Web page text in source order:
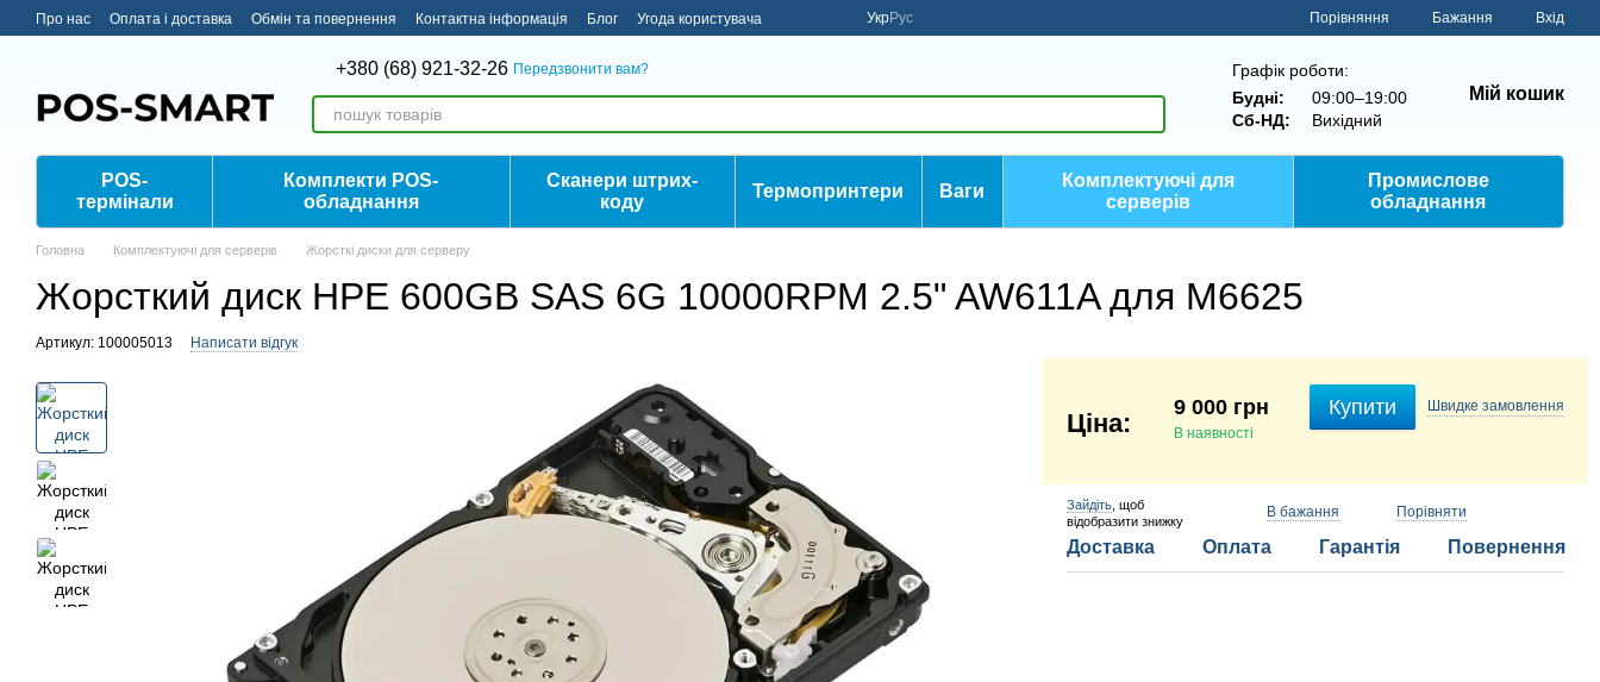
Перейти до основного контенту
Про нас Оплата і доставка Обмін та повернення Контактна інформація Блог Угода користувача УкрРус Порівняння Бажання Вхід
+380 (68) 921-32-26 Передзвонити вам?
Графік роботи:
Будні:
09:00–19:00
Сб-НД:
Вихідний
Мій кошик
POS-
термінали
Комплекти POS-
обладнання
Сканери штрих-
коду
Термопринтери Ваги
Комплектуючі для
серверів
Промислове
обладнання
Головна Комплектуючі для серверів Жорсткі диски для серверу
Жорсткий диск HPE 600GB SAS 6G 10000RPM 2.5" AW611A для M6625
Артикул: 100005013 Написати відгук
9 000 грн
В наявності
Купити Швидке замовлення
Зайдіть , щоб
відобразити знижку
В бажання Порівняти
Доставка Оплата Гарантія Повернення